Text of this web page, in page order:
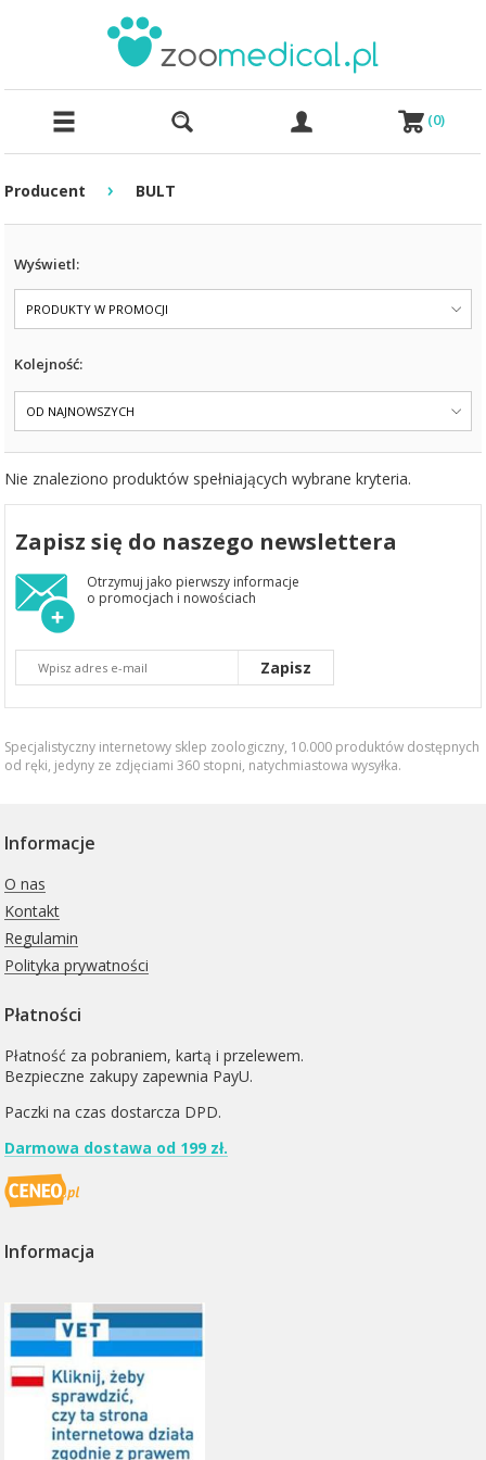
(0)
Producent › BULT
Wyświetl:
PRODUKTY W PROMOCJI
Kolejność:
OD NAJNOWSZYCH
Nie znaleziono produktów spełniających wybrane kryteria.
Zapisz się do naszego newslettera
Otrzymuj jako pierwszy informacje
o promocjach i nowościach
Zapisz
Specjalistyczny internetowy sklep zoologiczny, 10.000 produktów dostępnych
od ręki, jedyny ze zdjęciami 360 stopni, natychmiastowa wysyłka.
Informacje
O nas
Kontakt
Regulamin
Polityka prywatności
Płatności
Płatność za pobraniem, kartą i przelewem.
Bezpieczne zakupy zapewnia PayU.
Paczki na czas dostarcza DPD.
Darmowa dostawa od 199 zł.
Informacja